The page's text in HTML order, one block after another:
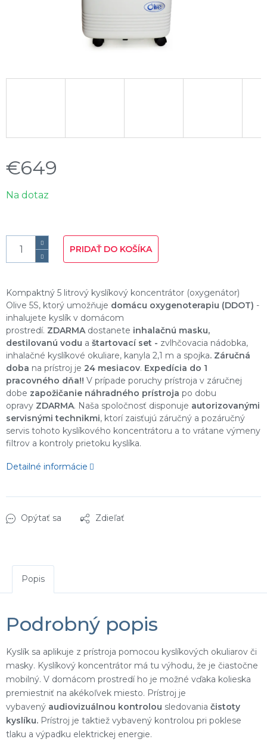
€649
Jednotková
cena:
Na dotaz
PRIDAŤ DO KOŠÍKA
Kompaktný 5 litrový kyslíkový koncentrátor (oxygenátor)
Olive 5S, ktorý umožňuje domácu oxygenoterapiu (DDOT) -
inhalujete kyslík v domácom
prostredí. ZDARMAdostanete inhalačnú masku,
destilovanú vodu a štartovací set - zvlhčovacia nádobka,
inhalačné kyslíkové okuliare, kanyla 2,1 m a spojka. Záručná
doba na prístroj je 24 mesiacov. Expedícia do 1
pracovného dňa!! V prípade poruchy prístroja v záručnej
dobe zapožičanie náhradného prístroja po dobu
opravy ZDARMA. Naša spoločnosť disponuje autorizovanými
servisnými technikmi, ktorí zaisťujú záručný a pozáručný
servis tohoto kyslíkového koncentrátoru a to vrátane výmeny
filtrov a kontroly prietoku kyslíka.
Detailné informácie
Opýtať sa Zdieľať
Popis
Podrobný popis
Kyslík sa aplikuje z prístroja pomocou kyslíkových okuliarov či
masky. Kyslíkový koncentrátor má tu výhodu, že je čiastočne
mobilný. V domácom prostredí ho je možné vďaka kolieska
premiestniť na akékoľvek miesto. Prístroj je
vybavený audiovizuálnou kontrolou sledovania čistoty
kyslíku. Prístroj je taktiež vybavený kontrolou pri poklese
tlaku a výpadku elektrickej energie.